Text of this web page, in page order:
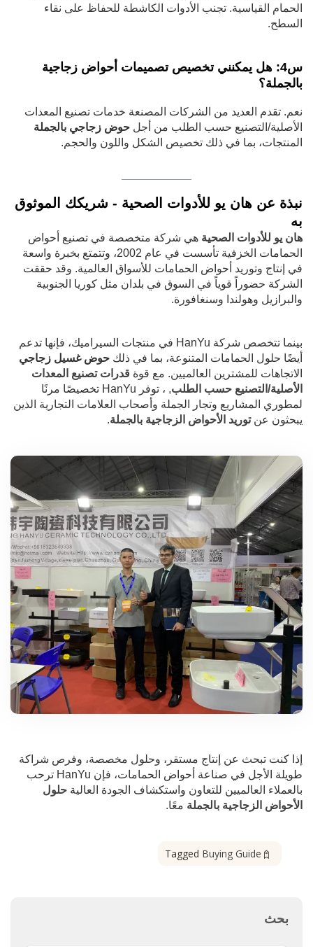
الحمام القياسية. تجنب الأدوات الكاشطة للحفاظ على نقاء
السطح.
س4: هل يمكنني تخصيص تصميمات أحواض زجاجية
بالجملة؟
نعم. تقدم العديد من الشركات المصنعة خدمات تصنيع المعدات
الأصلية/التصنيع حسب الطلب من أجل حوض زجاجي بالجملة
المنتجات، بما في ذلك تخصيص الشكل واللون والحجم.
نبذة عن هان يو للأدوات الصحية - شريكك الموثوق
به
هان يو للأدوات الصحية هي شركة متخصصة في تصنيع أحواض
الحمامات الخزفية تأسست في عام 2002، وتتمتع بخبرة واسعة
في إنتاج وتوريد أحواض الحمامات للأسواق العالمية. وقد حققت
الشركة حضوراً قوياً في السوق في بلدان مثل كوريا الجنوبية
والبرازيل وهولندا وسنغافورة.
بينما تتخصص شركة HanYu في منتجات السيراميك، فإنها تدعم
أيضًا حلول الحمامات المتنوعة، بما في ذلك حوض غسيل زجاجي
الاتجاهات للمشترين العالميين. مع قوة قدرات تصنيع المعدات
الأصلية/التصنيع حسب الطلب
, ، توفر HanYu تخصيصًا مرنًا
لمطوري المشاريع وتجار الجملة وأصحاب العلامات التجارية الذين
يبحثون عنتوريد الأحواض الزجاجية بالجملة.
إذا كنت تبحث عن إنتاج مستقر، وحلول مخصصة، وفرص شراكة
طويلة الأجل في صناعة أحواض الحمامات، فإن HanYu ترحب
بالعملاء العالميين للتعاون واستكشاف الجودة العالية حلول
الأحواض الزجاجية بالجملة معًا.
Tagged Buying Guide
بحث